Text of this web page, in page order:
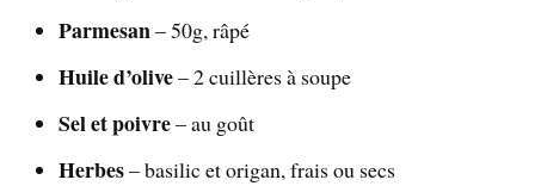
Parmesan– 50g, râpé
Huile d’olive– 2 cuillères à soupe
Sel et poivre– au goût
Herbes– basilic et origan, frais ou secs